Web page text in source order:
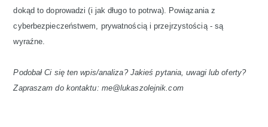
dokąd to doprowadzi (i jak długo to potrwa). Powiązania z
cyberbezpieczeństwem, prywatnością i przejrzystością - są
wyraźne.
Podobał Ci się ten wpis/analiza? Jakieś pytania, uwagi lub oferty?
Zapraszam do kontaktu: me@lukaszolejnik.com